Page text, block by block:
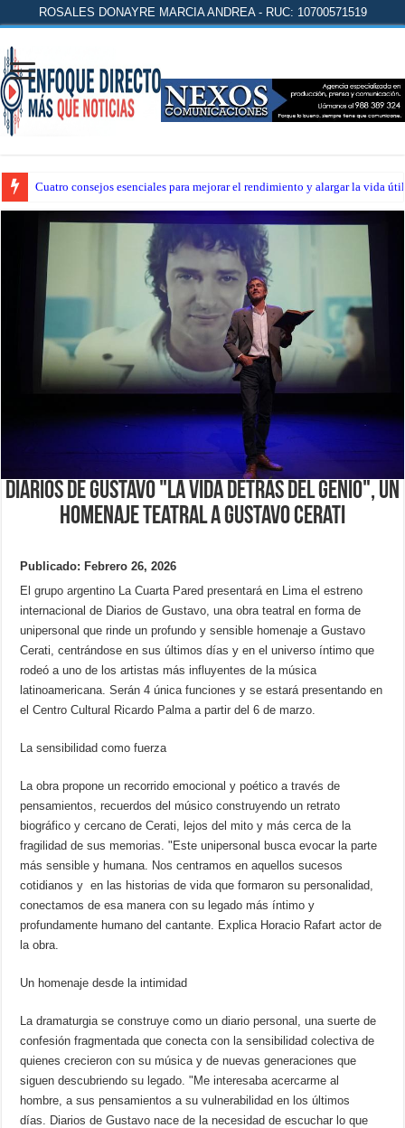
ROSALES DONAYRE MARCIA ANDREA - RUC: 10700571519
Cuatro consejos esenciales para mejorar el rendimiento y alargar la vida
Diarios de Gustavo "la vida detrás del genio", un
homenaje teatral a Gustavo Cerati
Publicado: Febrero 26, 2026
El grupo argentino La Cuarta Pared presentará en Lima el estreno
internacional de Diarios de Gustavo, una obra teatral en forma de
unipersonal que rinde un profundo y sensible homenaje a Gustavo
Cerati, centrándose en sus últimos días y en el universo íntimo que
rodeó a uno de los artistas más influyentes de la música
latinoamericana. Serán 4 única funciones y se estará presentando en
el Centro Cultural Ricardo Palma a partir del 6 de marzo.
La sensibilidad como fuerza
La obra propone un recorrido emocional y poético a través de
pensamientos, recuerdos del músico construyendo un retrato
biográfico y cercano de Cerati, lejos del mito y más cerca de la
fragilidad de sus memorias. "Este unipersonal busca evocar la parte
más sensible y humana. Nos centramos en aquellos sucesos
cotidianos y en las historias de vida que formaron su personalidad,
conectamos de esa manera con su legado más íntimo y
profundamente humano del cantante. Explica Horacio Rafart actor de
la obra.
Un homenaje desde la intimidad
La dramaturgia se construye como un diario personal, una suerte de
confesión fragmentada que conecta con la sensibilidad colectiva de
quienes crecieron con su música y de nuevas generaciones que
siguen descubriendo su legado. "Me interesaba acercarme al
hombre, a sus pensamientos a su vulnerabilidad en los últimos
días. Diarios de Gustavo nace de la necesidad de escuchar lo que